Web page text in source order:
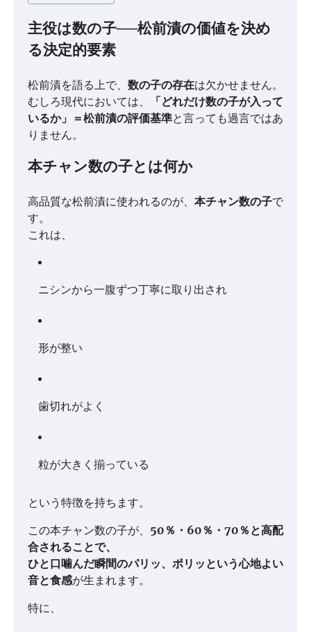
主役は数の子──松前漬の価値を決め
る決定的要素
松前漬を語る上で、 数の子の存在は欠かせません。
むしろ現代においては、
「どれだけ数の子が入って
いるか」＝松前漬の評価基準と言っても過言ではあ
りません。
本チャン数の子とは何か
高品質な松前漬に使われるのが、 本チャン数の子で
す。
これは、
ニシンから一腹ずつ丁寧に取り出され
形が整い
歯切れがよく
粒が大きく揃っている
という特徴を持ちます。
この本チャン数の子が、 50％・60％・70％と高配
合されることで、
ひと口噛んだ瞬間のパリッ、ポリッという心地よい
音と食感が生まれます。
特に、